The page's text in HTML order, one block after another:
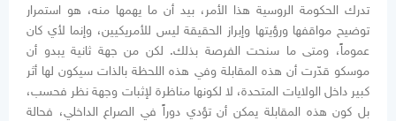
تدرك الحكومة الروسية هذا الأمر، بيد أن ما يهمها منه، هو استمرار
توضيح مواقفها ورؤيتها وإبراز الحقيقة ليس للأمريكيين، وإنما لأي كان
عموماً، ومتى ما سنحت الفرصة بذلك. لكن من جهة ثانية يبدو أن
موسكو قدّرت أن هذه المقابلة وفي هذه اللحظة بالذات سيكون لها أثر
كبير داخل الولايات المتحدة، لا لكونها مناظرة لإثبات وجهة نظر فحسب،
بل كون هذه المقابلة يمكن أن تؤدي دوراً في الصراع الداخلي، فحالة